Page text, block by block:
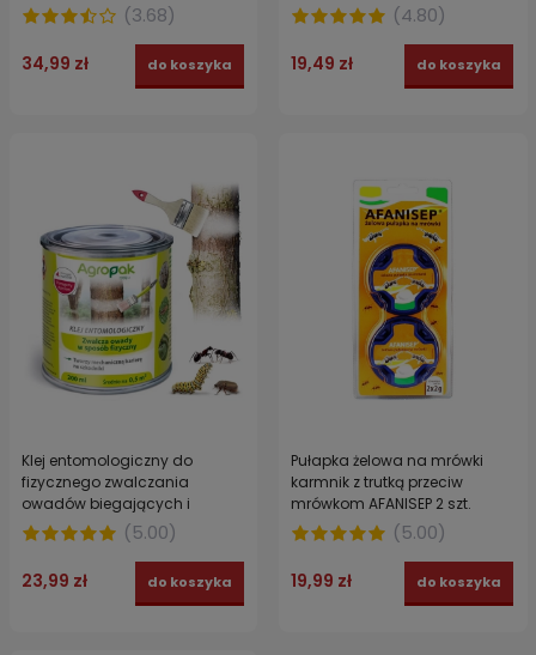
(3.68)
34,99 zł do koszyka
(4.80)
19,49 zł do koszyka
Klej entomologiczny do
fizycznego zwalczania
owadów biegających i
latających AGROPAK / SUMIN
200 ml
(5.00)
23,99 zł do koszyka
Pułapka żelowa na mrówki
karmnik z trutką przeciw
mrówkom AFANISEP 2 szt.
(5.00)
19,99 zł do koszyka